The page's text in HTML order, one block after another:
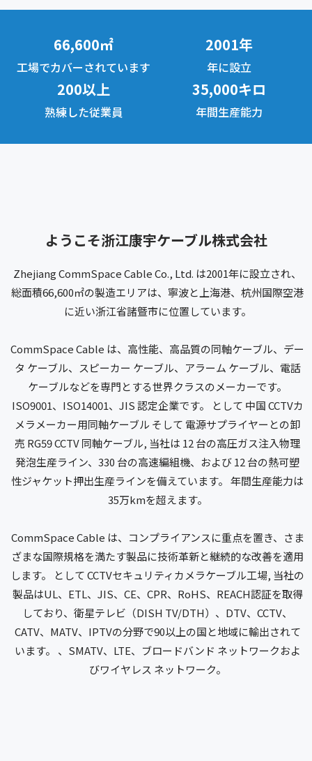
66,600㎡
工場でカバーされています
2001年
年に設立
200以上
熟練した従業員
35,000キロ
年間生産能力
ようこそ浙江康宇ケーブル株式会社
Zhejiang CommSpace Cable Co., Ltd. は2001年に設立され、
総面積66,600㎡の製造エリアは、寧波と上海港、杭州国際空港
に近い浙江省諸曁市に位置しています。
CommSpace Cable は、高性能、高品質の同軸ケーブル、デー
タ ケーブル、スピーカー ケーブル、アラーム ケーブル、電話
ケーブルなどを専門とする世界クラスのメーカーです。
ISO9001、ISO14001、JIS 認定企業です。 として 中国 CCTVカ
メラメーカー用同軸ケーブル そして 電源サプライヤーとの卸
売 RG59 CCTV 同軸ケーブル, 当社は 12 台の高圧ガス注入物理
発泡生産ライン、330 台の高速編組機、および 12 台の熱可塑
性ジャケット押出生産ラインを備えています。 年間生産能力は
35万kmを超えます。
CommSpace Cable は、コンプライアンスに重点を置き、さま
ざまな国際規格を満たす製品に技術革新と継続的な改善を適用
します。 としてCCTVセキュリティカメラケーブル工場, 当社の
製品はUL、ETL、JIS、CE、CPR、RoHS、REACH認証を取得
しており、衛星テレビ（DISH TV/DTH）、DTV、CCTV、
CATV、MATV、IPTVの分野で90以上の国と地域に輸出されて
います。 、SMATV、LTE、ブロードバンド ネットワークおよ
びワイヤレス ネットワーク。